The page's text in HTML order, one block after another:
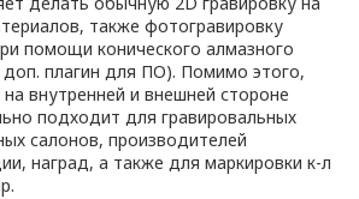
также фотогравировку
помощи конического алмазного
плагин для ПО). Помимо этого,
на внутренней и внешней стороне
подходит для гравировальных
салонов, производителей
наград, а также для маркировки к-л